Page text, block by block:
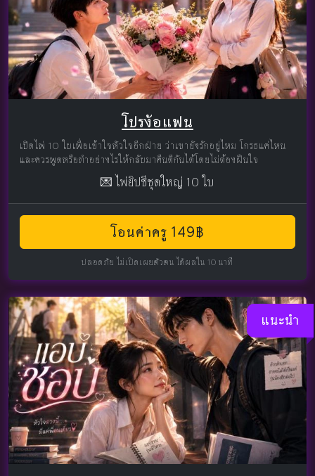
โปรง้อแฟน
เปิดไพ่ 10 ใบเพื่อเข้าใจหัวใจอีกฝ่าย ว่าเขายังรักอยู่ไหม โกรธแค่ไหน
และควรพูดหรือทำอย่างไรให้กลับมาคืนดีกันได้โดยไม่ต้องฝืนใจ
💌 ไพ่ยิปซีชุดใหญ่ 10 ใบ
โอนค่าครู 149฿
ปลอดภัย ไม่เปิดเผยตัวตน ได้ผลใน 10 นาที
แนะนำ